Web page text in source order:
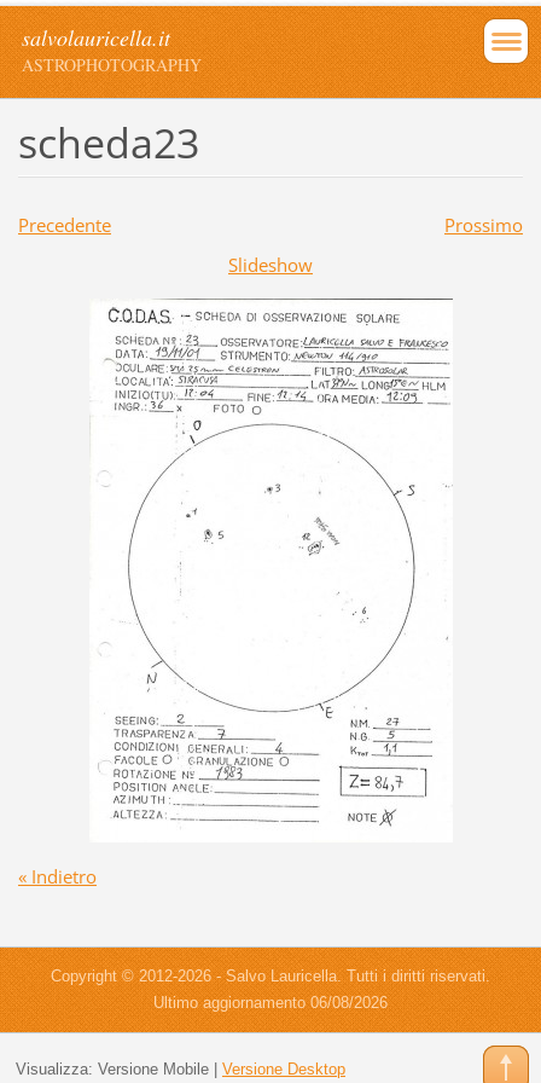
salvolauricella.it
ASTROPHOTOGRAPHY
scheda23
Precedente
Prossimo
Slideshow
« Indietro
Copyright © 2012-2026 - Salvo Lauricella. Tutti i diritti riservati.
Ultimo aggiornamento 06/08/2026
Visualizza: Versione Mobile| Versione Desktop